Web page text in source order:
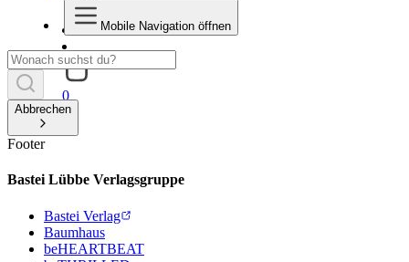
0
Mobile Navigation öffnen
Abbrechen
Footer
Bastei Lübbe Verlagsgruppe
Bastei Verlag
Baumhaus
beHEARTBEAT